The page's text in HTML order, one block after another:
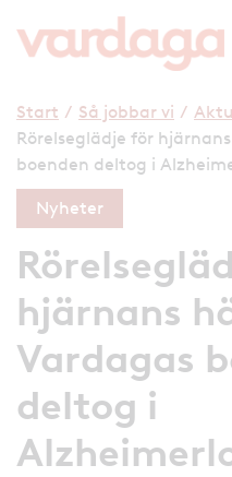
Start / Så jobbar vi /
Rörelseglädje för
boenden deltog i
Nyheter
hjärnans
Vardagas
deltog i